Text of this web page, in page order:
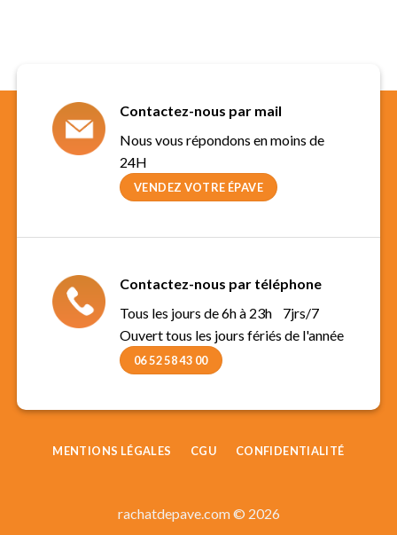
Contactez-nous par mail
Nous vous répondons en moins de
24H
VENDEZ VOTRE ÉPAVE
Contactez-nous par téléphone
Tous les jours de 6h à 23h 7jrs/7
Ouvert tous les jours fériés de l'année
06 52 58 43 00
MENTIONS LÉGALES CGU CONFIDENTIALITÉ
rachatdepave.com © 2026